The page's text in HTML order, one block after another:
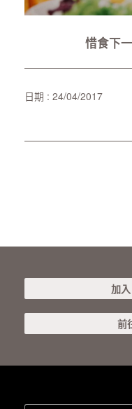
惜食下
日期 : 24/04/2017
加
前